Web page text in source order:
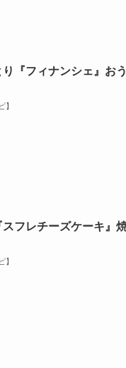
り『フィナンシェ』お
】
フレチーズケーキ』
】